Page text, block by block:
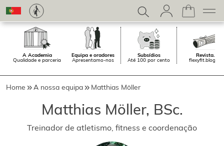
A Academia
Qualidade e parceria
Equipa e oradores
Apresentamo-nos
Subsídios
Até 100 por cento
Revista.
flexyfit.blogue
Home A nossa equipa Matthias Möller
Matthias Möller, BSc.
Treinador de atletismo, fitness e coordenação